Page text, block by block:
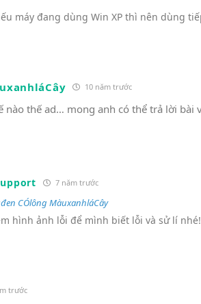
máy đang dùng Win XP thì nên dùng
10 năm trước
nào thế ad… mong anh có thể trả lời bài
7 năm trước
CÓlông MàuxanhláCây
hình ảnh lỗi để mình biết lỗi và sử lí nhé!
trước